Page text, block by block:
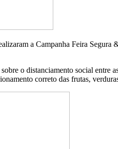
a Campanha Feira
o distanciamento social entre
correto das frutas,